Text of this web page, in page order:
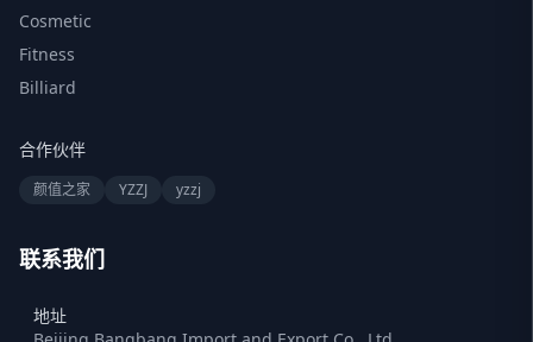
Cosmetic
Fitness
Billiard
合作伙伴
颜值之家 YZZJ yzzj
联系我们
地址